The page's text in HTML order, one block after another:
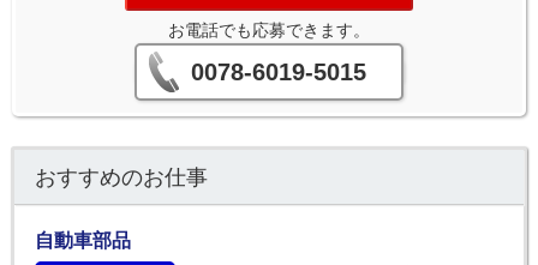
お電話でも応募できます。
0078-6019-5015
おすすめのお仕事
自動車部品